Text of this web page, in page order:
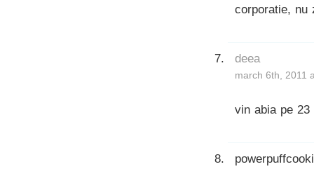
corporatie, nu
deea
march 6th, 2011
vin abia pe 23